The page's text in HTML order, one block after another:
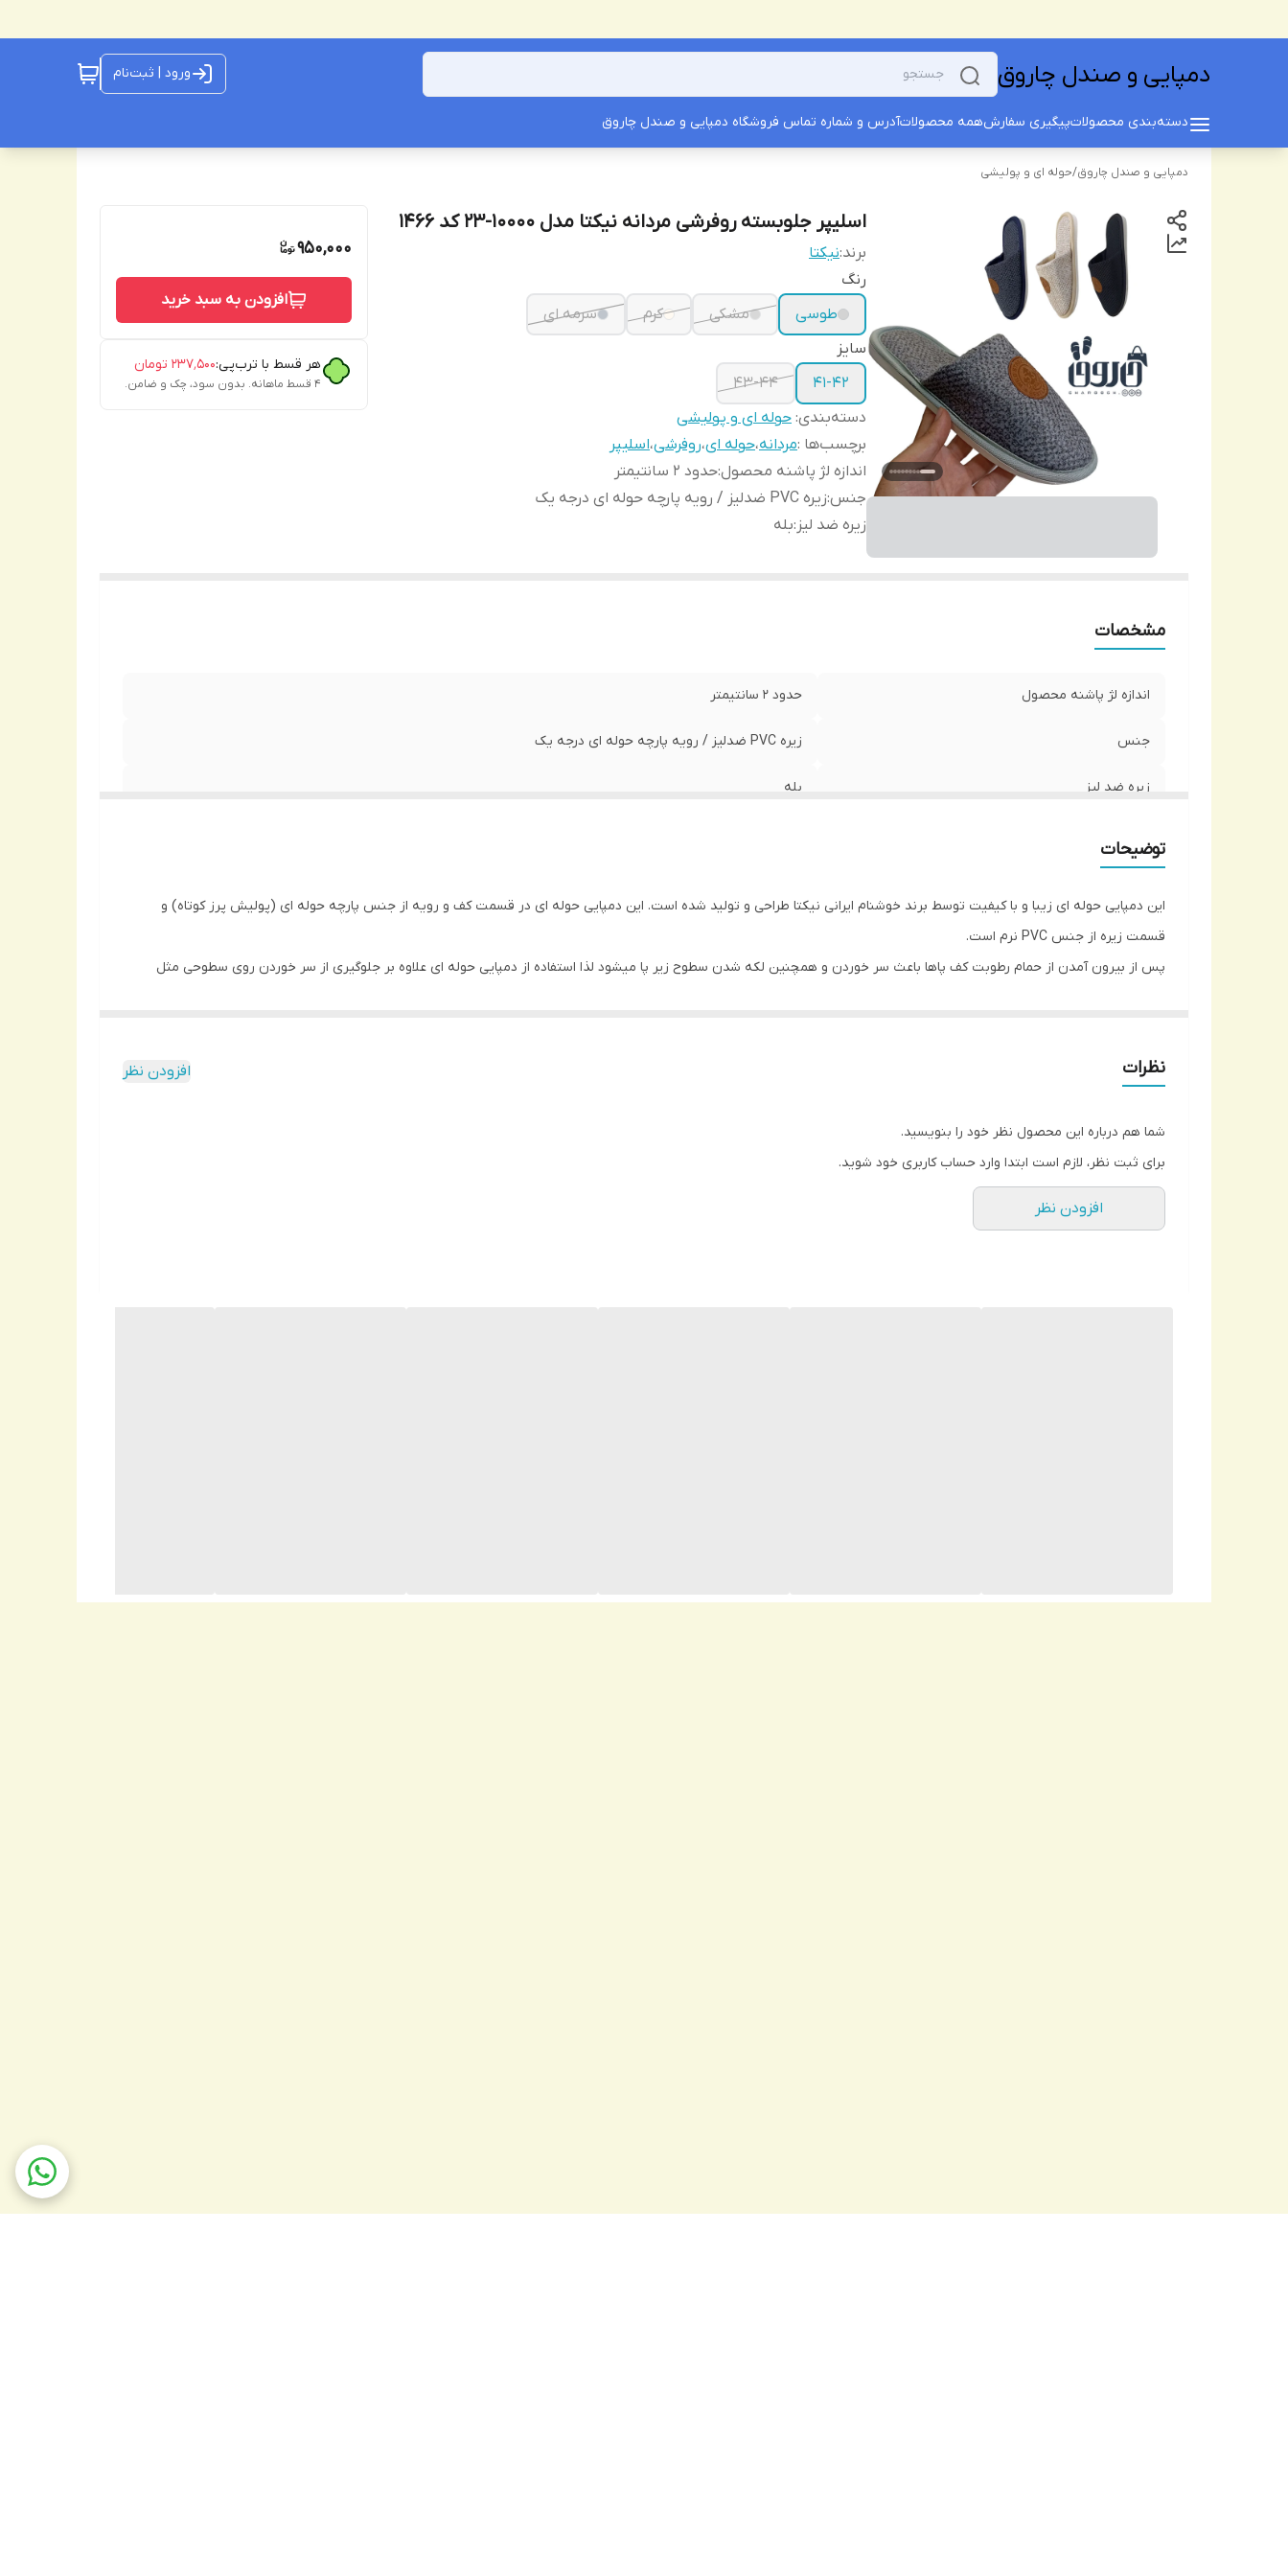
دمپایی و صندل چاروق ورود | ثبت‌نام
دسته‌بندی محصولاتپیگیری سفارشهمه محصولاتآدرس و شماره تماس فروشگاه دمپایی و صندل چاروق
دمپایی و صندل چاروق/حوله ای و پولیشی
اسلیپر جلوبسته روفرشی مردانه نیکتا مدل 10000-23 کد 1466
برند:نیکتا
رنگ
طوسی
مشکی کرم
سرمه ای
سایز
41-42
43-44
دسته‌بندی: حوله ای و پولیشی
برچسب‌ها :مردانه،حوله ای،روفرشی،اسلیپر
اندازه لژ پاشنه محصول:حدود 2 سانتیمتر
جنس:زیره PVC ضدلیز / رویه پارچه حوله ای درجه یک
زیره ضد لیز :بله
950,000
افزودن به سبد خرید
هر قسط با ترب‌پی:۲۳۷٬۵۰۰ تومان
۴ قسط ماهانه. بدون سود، چک و ضامن.
مشخصات
اندازه لژ پاشنه محصول حدود 2 سانتیمتر
جنس زیره PVC ضدلیز / رویه پارچه حوله ای درجه یک
زیره ضد لیز بله
توضیحات
این دمپایی حوله ای زیبا و با کیفیت توسط برند خوشنام ایرانی نیکتا طراحی و تولید شده است. این دمپایی حوله ای در قسمت کف و رویه از جنس پارچه حوله ای (پولیش پرز کوتاه) و
قسمت زیره از جنس PVC نرم است.
پس از بیرون آمدن از حمام رطوبت کف پاها باعث سر خوردن و همچنین لکه شدن سطوح زیر پا میشود لذا استفاده از دمپایی حوله ای علاوه بر جلوگیری از سر خوردن روی سطوحی مثل
چسبکاری شده است لذا نگران جدا شدن قسمت حوله ا ی از زیره نباشید. کف این دمپایی حوله ای بسیار نرم و راحت میباشد.
این محصول در دو سایز 41-42 و 43-44 با قالب استاندارد تولید شده پس با خیال راحت مطابق سایز کف خود سفارش دهید.
نظرات افزودن نظر
شما هم درباره این محصول نظر خود را بنویسید.
برای ثبت نظر، لازم است ابتدا وارد حساب کاربری خود شوید.
افزودن نظر